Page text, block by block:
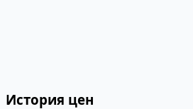
История цен